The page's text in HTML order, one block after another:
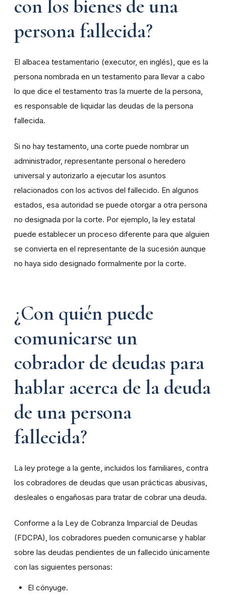
con los bienes de una
persona fallecida?
El albacea testamentario (executor, en inglés), que es la
persona nombrada en un testamento para llevar a cabo
lo que dice el testamento tras la muerte de la persona,
es responsable de liquidar las deudas de la persona
fallecida.
Si no hay testamento, una corte puede nombrar un
administrador, representante personal o heredero
universal y autorizarlo a ejecutar los asuntos
relacionados con los activos del fallecido. En algunos
estados, esa autoridad se puede otorgar a otra persona
no designada por la corte. Por ejemplo, la ley estatal
puede establecer un proceso diferente para que alguien
se convierta en el representante de la sucesión aunque
no haya sido designado formalmente por la corte.
¿Con quién puede
comunicarse un
cobrador de deudas para
hablar acerca de la deuda
de una persona
fallecida?
La ley protege a la gente, incluidos los familiares, contra
los cobradores de deudas que usan prácticas abusivas,
desleales o engañosas para tratar de cobrar una deuda.
Conforme a la Ley de Cobranza Imparcial de Deudas
(FDCPA), los cobradores pueden comunicarse y hablar
sobre las deudas pendientes de un fallecido únicamente
con las siguientes personas:
El cónyuge.